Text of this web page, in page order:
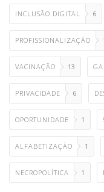
INCLUSÃO DIGITAL 6
PROFISSIONALIZAÇÃO
VACINAÇÃO 13
PRIVACIDADE 6
OPORTUNIDADE 1
ALFABETIZAÇÃO 1
NECROPOLÍTICA 1